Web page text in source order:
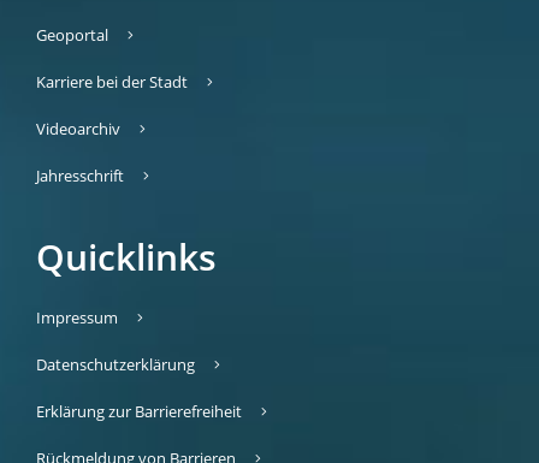
Geoportal
Karriere bei der Stadt
Videoarchiv
Jahresschrift
Quicklinks
Impressum
Datenschutzerklärung
Erklärung zur Barrierefreiheit
Rückmeldung von Barrieren